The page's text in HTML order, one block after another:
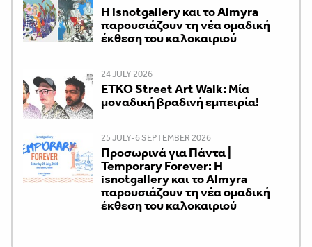
Η isnotgallery και το Almyra
παρουσιάζουν τη νέα ομαδική
έκθεση του καλοκαιριού
24 JULY 2026
ETKO Street Art Walk: Μία
μοναδική βραδινή εμπειρία!
25 JULY-6 SEPTEMBER 2026
Προσωρινά για Πάντα |
Temporary Forever: Η
isnotgallery και το Almyra
παρουσιάζουν τη νέα ομαδική
έκθεση του καλοκαιριού